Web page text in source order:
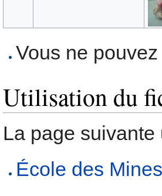
Vous ne
Utilisation du
La page
École des